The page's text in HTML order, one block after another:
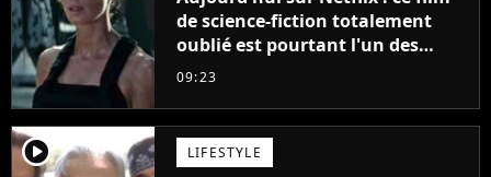
de science-fiction totalement
oublié est pourtant l'un des
meilleurs des années 2010
09:23
player2 LIFESTYLE